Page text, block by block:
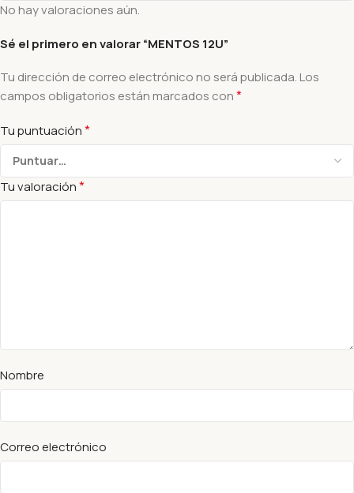
No hay valoraciones aún.
Sé el primero en valorar “MENTOS 12U”
Tu dirección de correo electrónico no será publicada. Los
campos obligatorios están marcados con*
Tu puntuación*
Tu valoración*
Nombre
Correo electrónico